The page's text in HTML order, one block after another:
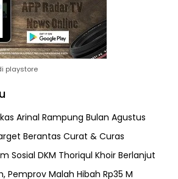
playstore
Arinal Rampung Bulan Agustus
Berantas Curat & Curas
Sosial DKM Thoriqul Khoir Berlanjut
Pemprov Malah Hibah Rp35 M